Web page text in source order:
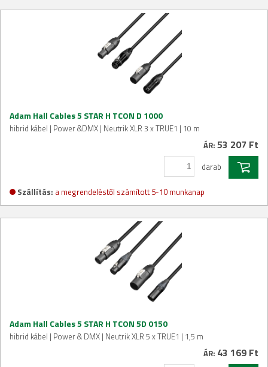
Adam Hall Cables 5 STAR H TCON D 1000
hibrid kábel | Power &DMX | Neutrik XLR 3 x TRUE1 | 10 m
ÁR: 53 207 Ft
darab
Szállítás: a megrendeléstől számított 5-10 munkanap
Adam Hall Cables 5 STAR H TCON 5D 0150
hibrid kábel | Power & DMX | Neutrik XLR 5 x TRUE1 | 1,5 m
ÁR: 43 169 Ft